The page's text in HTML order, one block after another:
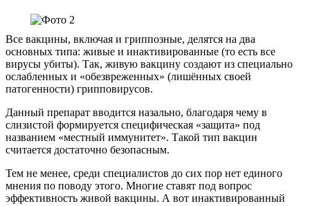
Все вакцины, включая и гриппозные, делятся на два
основных типа: живые и инактивированные (то есть все
вирусы убиты). Так, живую вакцину создают из специально
ослабленных и «обезвреженных» (лишённых своей
патогенности) грипповирусов.
Данный препарат вводится назально, благодаря чему в
слизистой формируется специфическая «защита» под
названием «местный иммунитет». Такой тип вакцин
считается достаточно безопасным.
Тем не менее, среди специалистов до сих пор нет единого
мнения по поводу этого. Многие ставят под вопрос
эффективность живой вакцины. А вот инактивированный